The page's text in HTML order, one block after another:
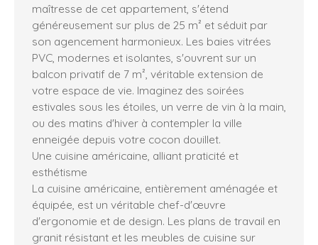
maîtresse de cet appartement, s'étend
généreusement sur plus de 25 m² et séduit par
son agencement harmonieux. Les baies vitrées
PVC, modernes et isolantes, s'ouvrent sur un
balcon privatif de 7 m², véritable extension de
votre espace de vie. Imaginez des soirées
estivales sous les étoiles, un verre de vin à la main,
ou des matins d'hiver à contempler la ville
enneigée depuis votre cocon douillet.
Une cuisine américaine, alliant praticité et
esthétisme
La cuisine américaine, entièrement aménagée et
équipée, est un véritable chef-d'œuvre
d'ergonomie et de design. Les plans de travail en
granit résistant et les meubles de cuisine sur